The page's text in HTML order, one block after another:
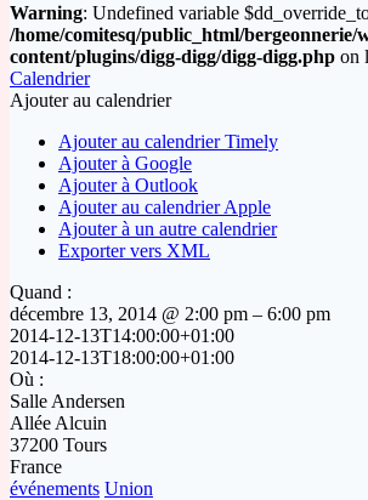
Warning: Undefined variable
/home/comitesq/public_html/bergeonnerie/
content/plugins/digg-digg/digg-digg.php on
Calendrier
Ajouter au calendrier
Ajouter au calendrier Timely
Ajouter à Google
Ajouter à Outlook
Ajouter au calendrier Apple
Ajouter à un autre calendrier
Exporter vers XML
Quand :
décembre 13, 2014 @ 2:00 pm – 6:00 pm
2014-12-13T14:00:00+01:00
2014-12-13T18:00:00+01:00
Où :
Salle Andersen
Allée Alcuin
37200 Tours
France
événements Union